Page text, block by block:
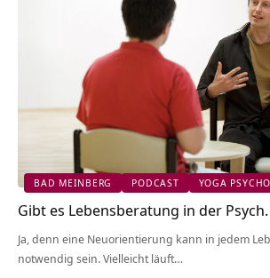
BAD MEINBERG PODCAST YOGA
Gibt es Lebensberatung in der
Ja, denn eine Neuorientierung kann in jedem
notwendig sein. Vielleicht läuft…